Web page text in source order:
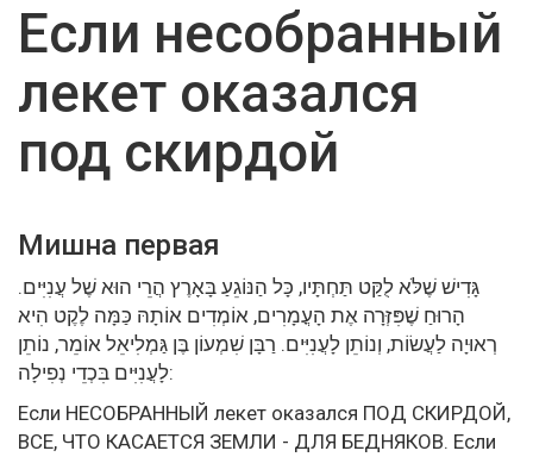
Если несобранный
лекет оказался
под скирдой
Мишна первая
גָּדִישׁ שֶׁלֹּא לֻקַּט תַּחְתָּיו, כָּל הַנּוֹגֵעַ בָּאָרֶץ הֲרֵי הוּא שֶׁל עֲנִיִּים.
הָרוּחַ שֶׁפִּזְּרָה אֶת הָעֳמָרִים, אוֹמְדִים אוֹתָהּ כַּמָּה לֶקֶט הִיא
רְאוּיָה לַעֲשׂוֹת, וְנוֹתֵן לָעֲנִיִּים. רַבָּן שִׁמְעוֹן בֶּן גַּמְלִיאֵל אוֹמֵר, נוֹתֵן
לָעֲנִיִּים בִּכְדֵי נְפִילָה:
Если НЕСОБРАННЫЙ лекет оказался ПОД СКИРДОЙ,
ВСЕ, ЧТО КАСАЕТСЯ ЗЕМЛИ - ДЛЯ БЕДНЯКОВ. Если